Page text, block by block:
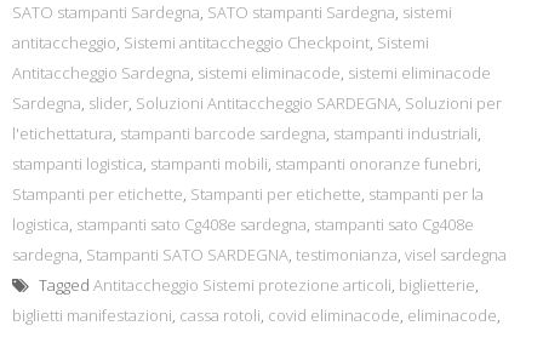
SATO stampanti Sardegna, SATO stampanti Sardegna, sistemi
antitaccheggio, Sistemi antitaccheggio Checkpoint, Sistemi
Antitaccheggio Sardegna, sistemi eliminacode, sistemi eliminacode
Sardegna, slider, Soluzioni Antitaccheggio SARDEGNA, Soluzioni per
l'etichettatura, stampanti barcode sardegna, stampanti industriali,
stampanti logistica, stampanti mobili, stampanti onoranze funebri,
Stampanti per etichette, Stampanti per etichette, stampanti per la
logistica, stampanti sato Cg408e sardegna, stampanti sato Cg408e
sardegna, Stampanti SATO SARDEGNA, testimonianza, visel sardegna
Tagged Antitaccheggio Sistemi protezione articoli, biglietterie,
biglietti manifestazioni, cassa rotoli, covid eliminacode, eliminacode,